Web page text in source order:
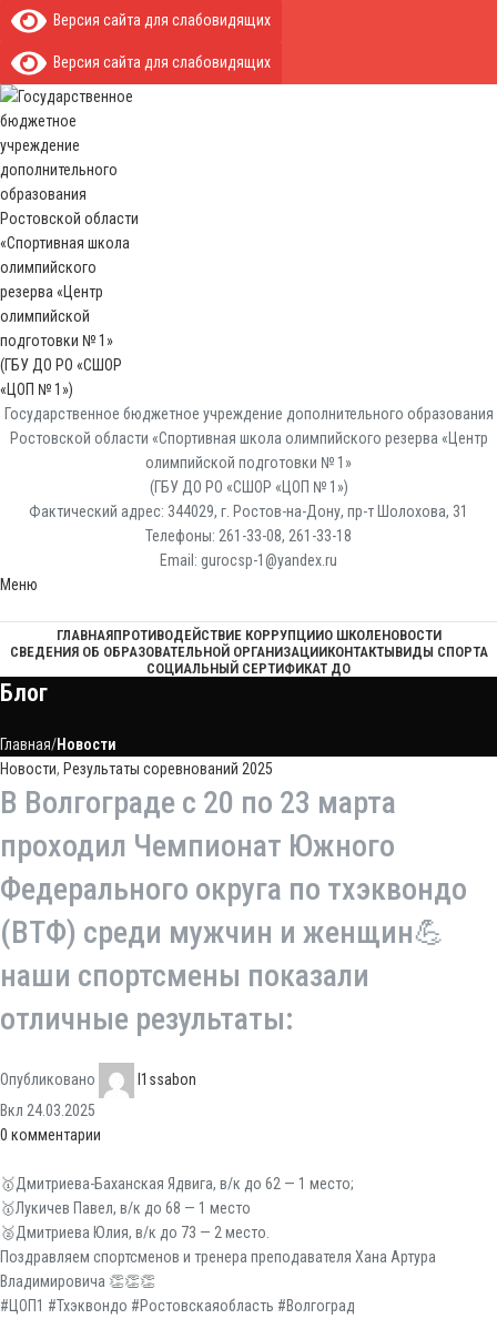
Версия сайта для слабовидящих
Версия сайта для слабовидящих
Государственное бюджетное учреждение дополнительного образования
Ростовской области «Спортивная школа олимпийского резерва «Центр
олимпийской подготовки № 1»
(ГБУ ДО РО «СШОР «ЦОП № 1»)
Фактический адрес: 344029, г. Ростов-на-Дону, пр-т Шолохова, 31
Телефоны: 261-33-08, 261-33-18
Email: gurocsp-1@yandex.ru
Меню
ГЛАВНАЯПРОТИВОДЕЙСТВИЕ КОРРУПЦИИО ШКОЛЕНОВОСТИ
СВЕДЕНИЯ ОБ ОБРАЗОВАТЕЛЬНОЙ ОРГАНИЗАЦИИКОНТАКТЫВИДЫ СПОРТА
СОЦИАЛЬНЫЙ СЕРТИФИКАТ ДО
Блог
Главная Новости
Новости, Результаты соревнований 2025
В Волгограде с 20 по 23 марта
проходил Чемпионат Южного
Федерального округа по тхэквондо
(ВТФ) среди мужчин и женщин💪
наши спортсмены показали
отличные результаты:
Опубликовано
l1ssabon
Вкл 24.03.2025
0 комментарии
🥇Дмитриева-Баханская Ядвига, в/к до 62 — 1 место;
🥇Лукичев Павел, в/к до 68 — 1 место
🥈Дмитриева Юлия, в/к до 73 — 2 место.
Поздравляем спортсменов и тренера преподавателя Хана Артура
Владимировича 👏👏👏
#ЦОП1 #Тхэквондо #Ростовскаяобласть #Волгоград